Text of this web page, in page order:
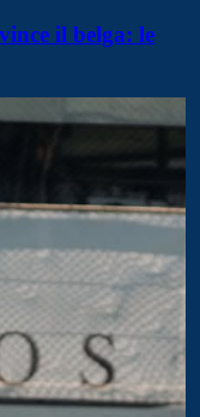
il belga: le